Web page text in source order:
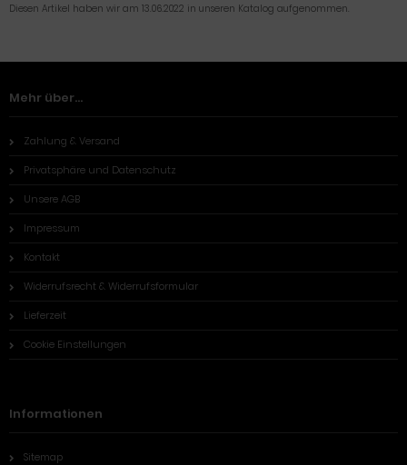
Diesen Artikel haben wir am 13.06.2022 in unseren Katalog aufgenommen.
Mehr über...
Zahlung & Versand
Privatsphäre und Datenschutz
Unsere AGB
Impressum
Kontakt
Widerrufsrecht & Widerrufsformular
Lieferzeit
Cookie Einstellungen
Informationen
Sitemap